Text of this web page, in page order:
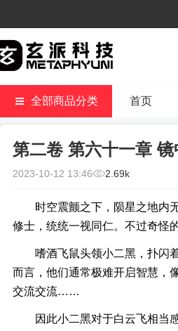
全部商品分类 首页
第二卷 第六十一章 镜
2023-10-12 13:46 2.69k
时空震颤之下，陨星之地内无
修士，统统一视同仁。不过奇怪
嗜酒飞鼠头领小二黑，扑闪着
而言，他们通常极难开启智慧，
交流交流……
因此小二黑对于白云飞相当感